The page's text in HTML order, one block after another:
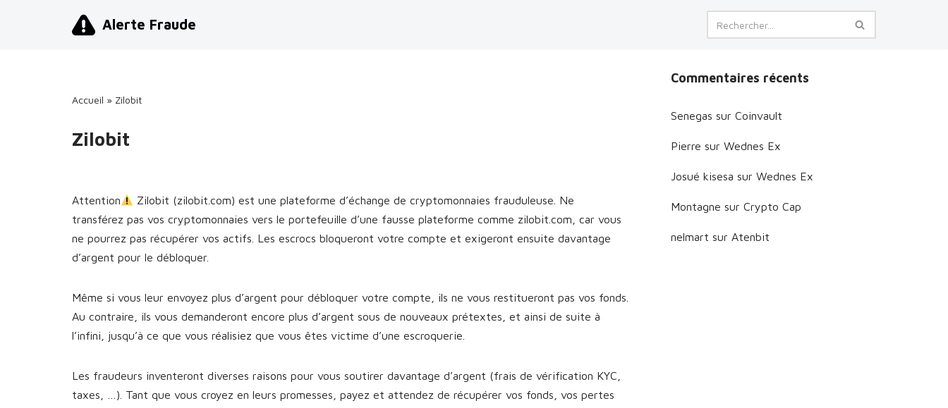
Alerte Fraude
Accueil » Zilobit
Zilobit
Attention
Zilobit (zilobit.com) est une plateforme d’échange de cryptomonnaies frauduleuse. Ne
transférez pas vos cryptomonnaies vers le portefeuille d’une fausse plateforme comme zilobit.com, car vous
ne pourrez pas récupérer vos actifs. Les escrocs bloqueront votre compte et exigeront ensuite davantage
d’argent pour le débloquer.
Même si vous leur envoyez plus d’argent pour débloquer votre compte, ils ne vous restitueront pas vos fonds.
Au contraire, ils vous demanderont encore plus d’argent sous de nouveaux prétextes, et ainsi de suite à
l’infini, jusqu’à ce que vous réalisiez que vous êtes victime d’une escroquerie.
Les fraudeurs inventeront diverses raisons pour vous soutirer davantage d’argent (frais de vérification KYC,
taxes, …). Tant que vous croyez en leurs promesses, payez et attendez de récupérer vos fonds, vos pertes
Commentaires récents
Senegas sur Coinvault
Pierre sur Wednes Ex
Josué kisesa sur Wednes Ex
Montagne sur Crypto Cap
nelmart sur Atenbit